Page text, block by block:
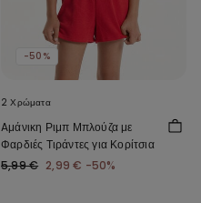
-50%
2 Χρώματα
Aμάνικη Ριμπ Μπλούζα με
Φαρδιές Τιράντες για Κορίτσια
5,99 € 2,99 € -50%